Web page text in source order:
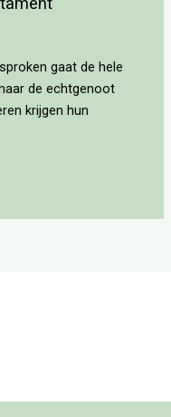
gaat de hele
de echtgenoot
krijgen hun